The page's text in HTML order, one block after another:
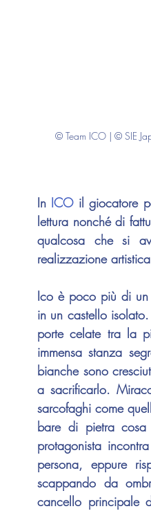
© Team ICO | © SIE
In ICO il giocatore
lettura nonché di
qualcosa che si
realizzazione
Ico è poco più di un
in un castello
porte celate tra la
immensa stanza
bianche sono
a sacrificarlo.
sarcofaghi come
bare di pietra
protagonista
persona, eppure
scappando da
cancello principale